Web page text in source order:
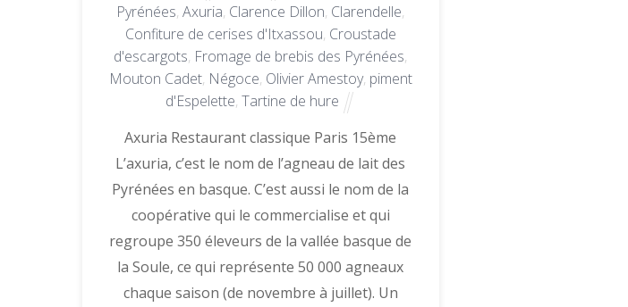
Pyrénées,Axuria, Clarence Dillon, Clarendelle,
Confiture de cerises d'Itxassou, Croustade
d'escargots, Fromage de brebis des Pyrénées,
Mouton Cadet, Négoce, Olivier Amestoy, piment
d'Espelette, Tartine de hure
Axuria Restaurant classique Paris 15ème
L’axuria, c’est le nom de l’agneau de lait des
Pyrénées en basque. C’est aussi le nom de la
coopérative qui le commercialise et qui
regroupe 350 éleveurs de la vallée basque de
la Soule, ce qui représente 50 000 agneaux
chaque saison (de novembre à juillet). Un